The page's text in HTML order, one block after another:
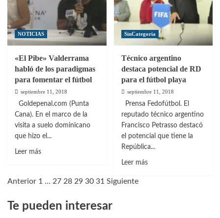
Juegos
Olímpicos
de
Juventud
no
así
la
NOTICIAS
«El Pibe» Valderrama
habló de los paradigmas
para fomentar el fútbol
septiembre 11, 2018
Goldepenal.com (Punta
Cana). En el marco de la
visita a suelo dominicano
que hizo el...
Leer másLeer
«El
Valderrama
SinCategoria
Técnico argentino
destaca potencial de RD
para el fútbol playa
septiembre 11, 2018
Prensa Fedofútbol. El
reputado técnico argentino
Francisco Petrasso destacó
el potencial que tiene la
República...
Leer másLeer
Anterior 1 … 27 28 29 30 31 Siguiente
Te pueden interesar